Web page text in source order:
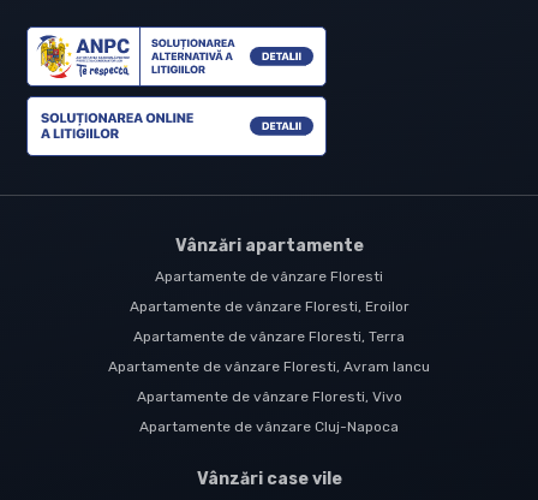
Vânzări apartamente
Apartamente de vânzare Floresti
Apartamente de vânzare Floresti, Eroilor
Apartamente de vânzare Floresti, Terra
Apartamente de vânzare Floresti, Avram Iancu
Apartamente de vânzare Floresti, Vivo
Apartamente de vânzare Cluj-Napoca
Vânzări case vile